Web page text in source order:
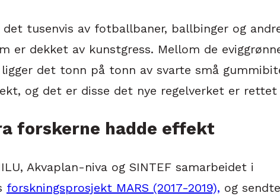
det tusenvis av fotballbaner, ballbinger og
er dekket av kunstgress. Mellom de
ligger det tonn på tonn av svarte små
og det er disse det nye regelverket er
forskerne hadde effekt
Akvaplan-niva og SINTEF samarbeidet i
forskningsprosjekt MARS (2017-2019), og